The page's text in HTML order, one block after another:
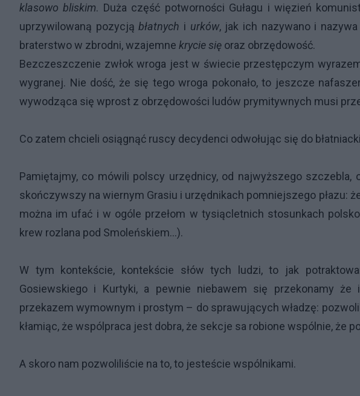
klasowo bliskim. Duża część potworności Gułagu i więzień
uprzywilowaną pozycjąbłatnych i urków, jak ich nazywano i
braterstwo w zbrodni, wzajemne krycie się oraz obrzędowość.
Bezczeszczenie zwłok wroga jest w świecie przestępczym
wygranej. Nie dość, że się tego wroga pokonało, to jeszcze
wywodząca się wprost z obrzędowości ludów prymitywnych musi
Co zatem chcieli osiągnąć ruscy decydenci odwołując się do
Pamiętajmy, co mówili polscy urzędnicy, od najwyższego szczebla,
skończywszy na wiernym Grasiu i urzędnikach pomniejszego płazu:
można im ufać i w ogóle przełom w tysiącletnich stosunkach
krew rozlana pod Smoleńskiem…).
W tym kontekście, kontekście słów tych ludzi, to jak
Gosiewskiego i Kurtyki, a pewnie niebawem się przekonamy że
przekazem wymownym i prostym – do sprawujących władzę:
kłamiąc, że wspólpraca jest dobra, że sekcje sa robione wspólnie, że
A skoro nam pozwoliliście na to, to jesteście wspólnikami.